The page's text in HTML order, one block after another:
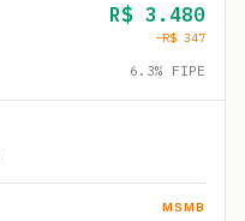
R$ 3.480
−R$ 347
6.3% FIPE
MSMB